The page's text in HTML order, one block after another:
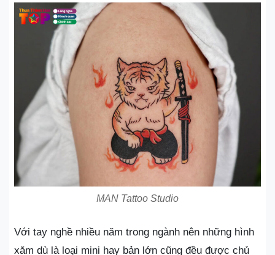
MAN Tattoo Studio
Với tay nghề nhiều năm trong ngành nên những hình
xăm dù là loại mini hay bản lớn cũng đều được chủ